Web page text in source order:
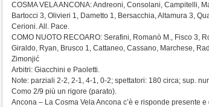
COSMA VELA ANCONA: Andreoni, Consolani, Campitelli,
Bartocci 3, Olivieri 1, Dametto 1, Bersacchia, Altamura 3,
Cerioni. All. Pace.
COMO NUOTO RECOARO: Serafini, Romanò M., Fisco 3,
Giraldo, Ryan, Brusco 1, Cattaneo, Cassano, Marchese,
Zimonjić
Arbitri: Giacchini e Paoletti.
Note: parziali 2-2, 2-1, 4-1, 0-2; spettatori: 180 circa; sup.
Como 2/9 più un rigore (parato).
Ancona – La Cosma Vela Ancona c’è e risponde presente